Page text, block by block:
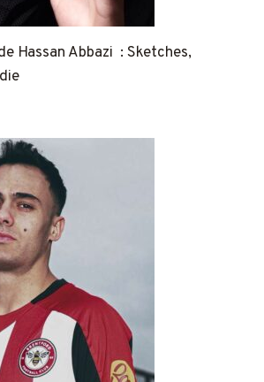
Hassan Abbazi : Sketches,